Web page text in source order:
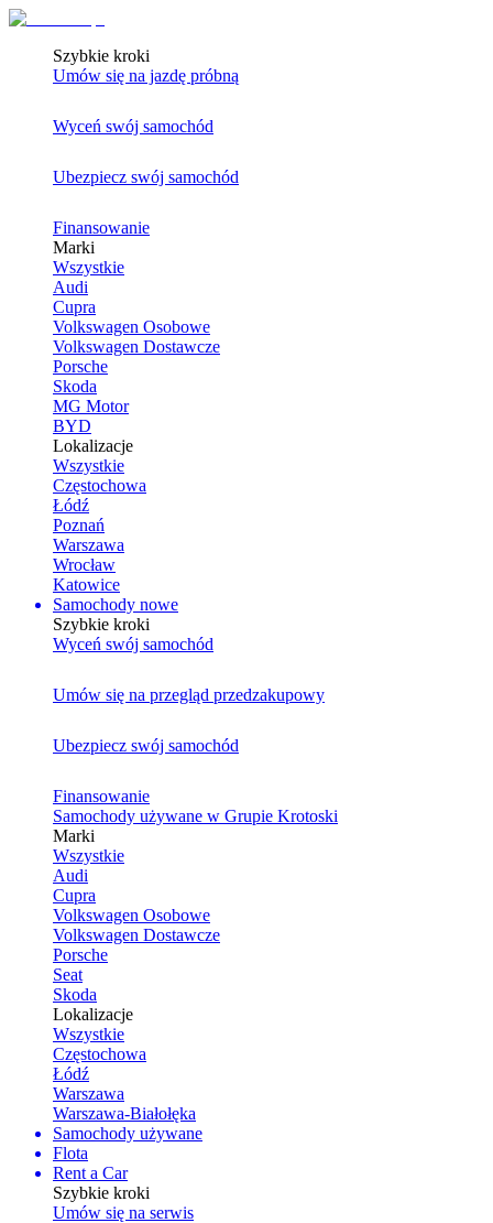
Szybkie kroki
Umów się na jazdę próbną
Wyceń swój samochód
Ubezpiecz swój samochód
Finansowanie
Marki
Wszystkie
Audi
Cupra
Volkswagen Osobowe
Volkswagen Dostawcze
Porsche
Skoda
MG Motor
BYD
Lokalizacje
Wszystkie
Częstochowa
Łódź
Poznań
Warszawa
Wrocław
Katowice
Samochody nowe
Szybkie kroki
Wyceń swój samochód
Umów się na przegląd przedzakupowy
Ubezpiecz swój samochód
Finansowanie
Samochody używane w Grupie Krotoski
Marki
Wszystkie
Audi
Cupra
Volkswagen Osobowe
Volkswagen Dostawcze
Porsche
Seat
Skoda
Lokalizacje
Wszystkie
Częstochowa
Łódź
Warszawa
Warszawa-Białołęka
Samochody używane
Flota
Rent a Car
Szybkie kroki
Umów się na serwis